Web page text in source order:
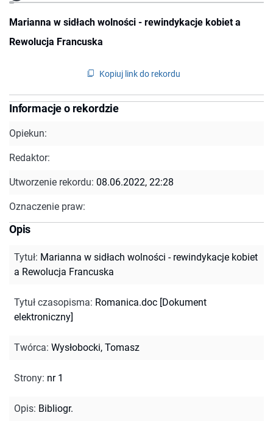
Marianna w sidłach wolności - rewindykacje kobiet a
Rewolucja Francuska
Kopiuj link do rekordu
Informacje o rekordzie
Opiekun:
Redaktor:
Utworzenie rekordu: 08.06.2022, 22:28
Oznaczenie praw:
Opis
Tytuł: Marianna w sidłach wolności - rewindykacje kobiet
a Rewolucja Francuska
Tytuł czasopisma: Romanica.doc [Dokument
elektroniczny]
Twórca: Wysłobocki, Tomasz
Strony: nr 1
Opis: Bibliogr.